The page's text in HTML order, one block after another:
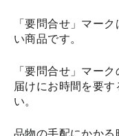
「要問合せ」マー
い商品です。
「要問合せ」マー
届けにお時間を要
い。
品物の手配にかかる